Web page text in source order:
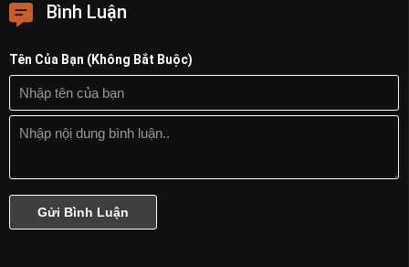
Bình Luận
Tên Của Bạn (Không Bắt Buộc)